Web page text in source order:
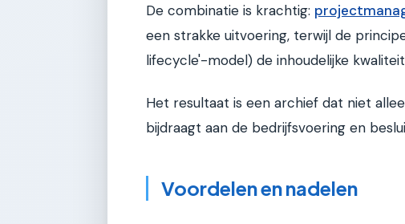
De combinatie is krachtig:
een strakke uitvoering, terwijl de
lifecycle'-model) de inhoudelijke
Het resultaat is een archief dat niet
bijdraagt aan de bedrijfsvoering en
Voordelen en nadelen